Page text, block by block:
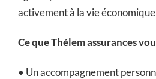
activement à la vie
Ce que Thélem assurances
• Un accompagnement